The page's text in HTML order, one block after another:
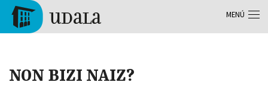
Pasar al contenido principal
NON BIZI NAIZ?
MENÚ